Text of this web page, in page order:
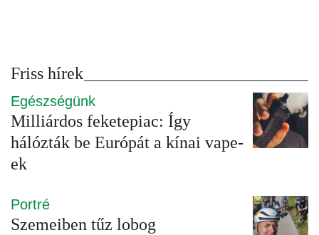
Friss hírek
Egészségünk
Milliárdos feketepiac: Így
hálózták be Európát a kínai vape-
ek
Portré
Szemeiben tűz lobog